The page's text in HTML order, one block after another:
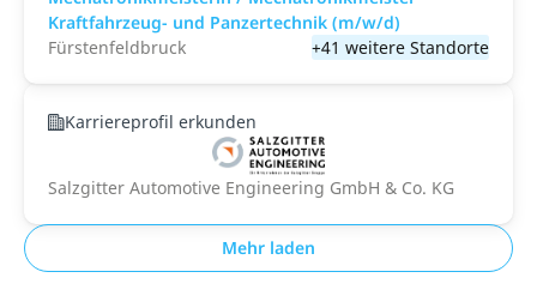
Kraftfahrzeug- und Panzertechnik (m/w/d)
Fürstenfeldbruck
+41 weitere Standorte
Karriereprofil erkunden
Salzgitter Automotive Engineering GmbH & Co. KG
Mehr laden